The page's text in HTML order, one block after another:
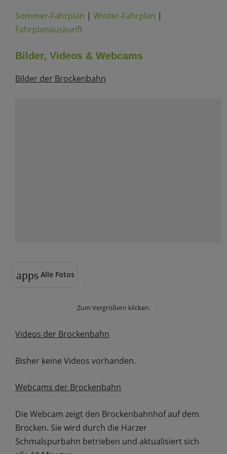
Sommer-Fahrplan | Winter-Fahrplan |
Fahrplanauskunft
Bilder, Videos & Webcams
Bilder der Brockenbahn
apps Alle Fotos
Zum Vergrößern klicken.
Videos der Brockenbahn
Bisher keine Videos vorhanden.
Webcams der Brockenbahn
Die Webcam zeigt den Brockenbahnhof auf dem
Brocken. Sie wird durch die Harzer
Schmalspurbahn betrieben und aktualisiert sich